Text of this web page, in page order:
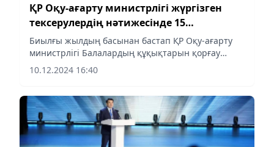
ҚР Оқу-ағарту министрлігі жүргізген
тексерулердің нәтижесінде 15
лауазымды тұлға әкімшілік
жауапкершілікке тартылды
Биылғы жылдың басынан бастап ҚР Оқу-ағарту
министрлігі Балалардың құқықтарын қорғау
комитеті 242 білім беру ұйымына тексеру жүргізді,
оның ішінде 108 тексеру жергілікті жерлерге бару
10.12.2024 16:40